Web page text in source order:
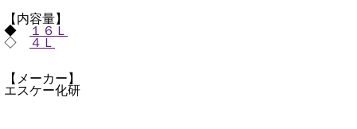
【内容量】
◆
１６Ｌ
◇
４Ｌ
【メーカー】
エスケー化研